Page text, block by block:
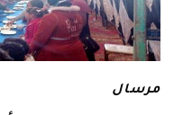
مرسال